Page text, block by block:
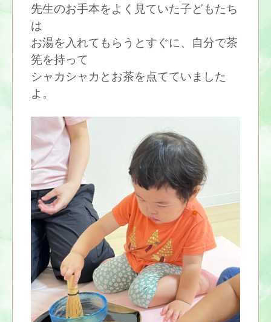
先生のお手本をよく見ていた子どもたち
は
お湯を入れてもらうとすぐに、自分で茶
筅を持って
シャカシャカとお茶を点てていました
よ。